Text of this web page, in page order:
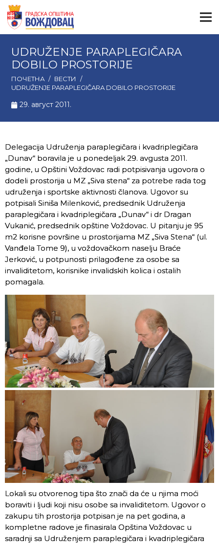
UDRUŽENJE PARAPLEGIČARA
DOBILO PROSTORIJE
ПОЧЕТНА / ВЕСТИ
/
UDRUŽENJE PARAPLEGIČARA DOBILO PROSTORIJE
29. август 2011.
Delegacija Udruženja paraplegičara i kvadriplegičara
„Dunav“ boravila je u ponedeljak 29. avgusta 2011.
godine, u Opštini Voždovac radi potpisivanja ugovora o
dodeli prostorija u MZ „Siva stena“ za potrebe rada tog
udruženja i sportske aktivnosti članova. Ugovor su
potpisali Siniša Milenković, predsednik Udruženja
paraplegičara i kvadriplegičara „Dunav“ i dr Dragan
Vukanić, predsednik opštine Voždovac. U pitanju je 95
m2 korisne površine u prostorijama MZ „Siva Stena“ (ul.
Vanđela Tome 9), u voždovačkom naselju Braće
Jerković, u potpunosti prilagođene za osobe sa
invaliditetom, korisnike invalidskih kolica i ostalih
pomagala.
Lokali su otvorenog tipa što znači da će u njima moći
boraviti i ljudi koji nisu osobe sa invaliditetom. Ugovor o
zakupu tih prostorija potpisan je na pet godina, a
kompletne radove je finasirala Opština Voždovac u
saradnji sa Udruženjem paraplegičara i kvadriplegičara